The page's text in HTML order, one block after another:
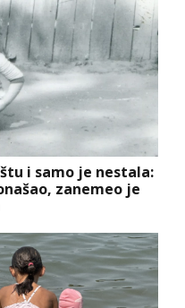
i samo je nestala:
zanemeo je